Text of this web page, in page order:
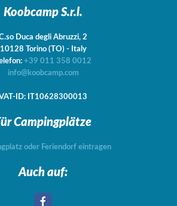
Koobcamp S.r.l.
Duca degli Abruzzi, 2
10128 Torino (TO) - Italy
+39 011 358 0012
info@koobcamp.com
ID: IT10628300013
Campingplätze
oder Feriendorf eintragen
Auch auf: